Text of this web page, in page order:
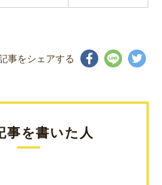
事をシェアする
事を書いた人